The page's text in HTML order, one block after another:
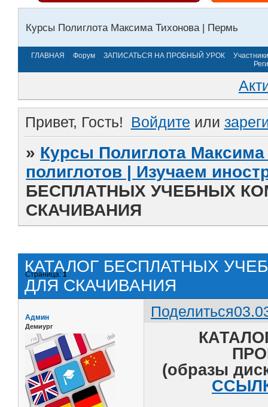
Курсы Полиглота Максима Тихонова | Пермь
ГЛАВНАЯ Форум ЗАПИСАТЬСЯ НА ПРОБНЫЙ УРОК
Участники
Привет, Гость! Войдите или
» Курсы Полиглота
полиглотов | Изучаем
БЕСПЛАТНЫХ УЧЕБНЫХ
СКАЧИВАНИЯ
КАТАЛОГ БЕСПЛАТНЫХ
ДЛЯ СКАЧИВАНИЯ
Страница:1
Поделиться
Админ
Демиург
(образы